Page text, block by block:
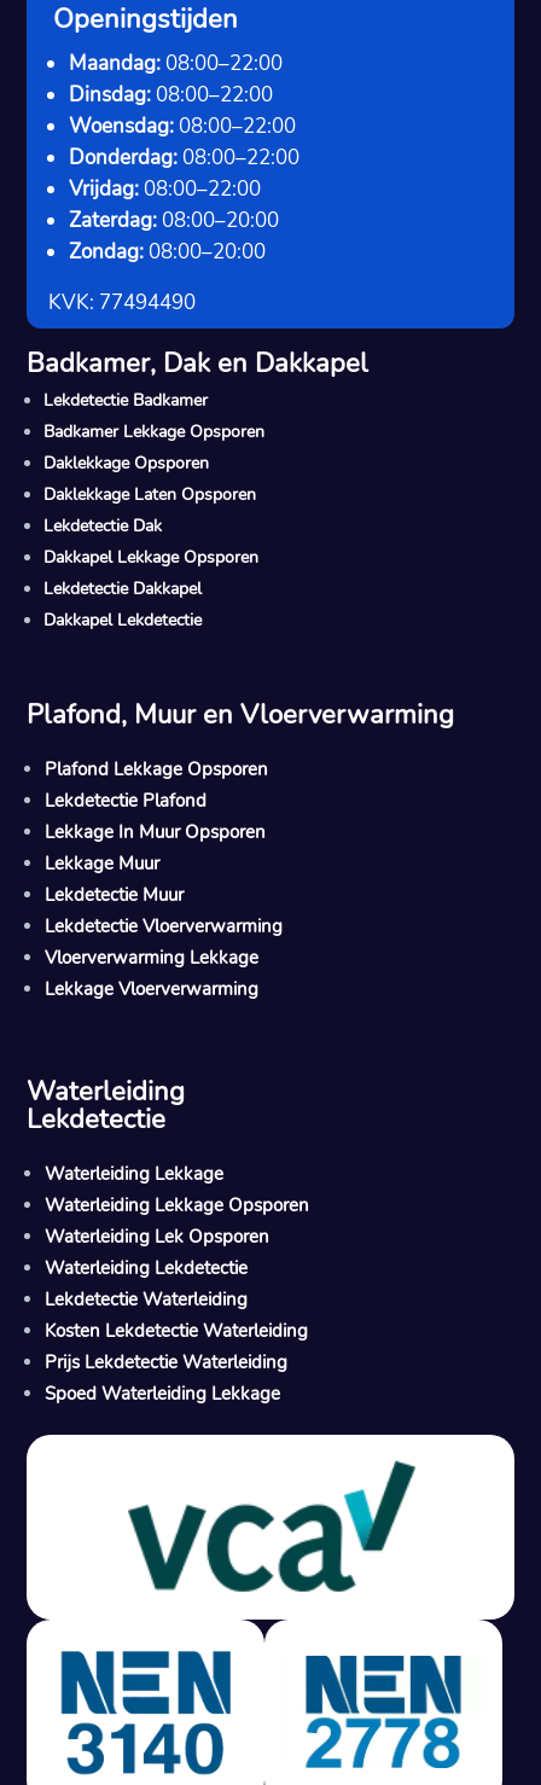
M
Gratis offerte in 24 uur
Geen lekkage? Geen betaling.
Vast tarief van € 395,- exc btw.
Rapport binnen 3 werkdagen.
100% RIsicovrij.
Openingstijden
Maandag: 08:00–22:00
Dinsdag: 08:00–22:00
Woensdag: 08:00–22:00
Donderdag: 08:00–22:00
Vrijdag: 08:00–22:00
Zaterdag: 08:00–20:00
Zondag: 08:00–20:00
KVK: 77494490
Badkamer, Dak en Dakkapel
Lekdetectie Badkamer
Badkamer Lekkage Opsporen
Daklekkage Opsporen
Daklekkage Laten Opsporen
Lekdetectie Dak
Dakkapel Lekkage Opsporen
Lekdetectie Dakkapel
Dakkapel Lekdetectie
Plafond, Muur en Vloerverwarming
Plafond Lekkage Opsporen
Lekdetectie Plafond
Lekkage In Muur Opsporen
Lekkage Muur
Lekdetectie Muur
Lekdetectie Vloerverwarming
Vloerverwarming Lekkage
Lekkage Vloerverwarming
Waterleiding
Lekdetectie
Waterleiding Lekkage
Waterleiding Lekkage Opsporen
Waterleiding Lek Opsporen
Waterleiding Lekdetectie
Lekdetectie Waterleiding
Kosten Lekdetectie Waterleiding
Prijs Lekdetectie Waterleiding
Spoed Waterleiding Lekkage